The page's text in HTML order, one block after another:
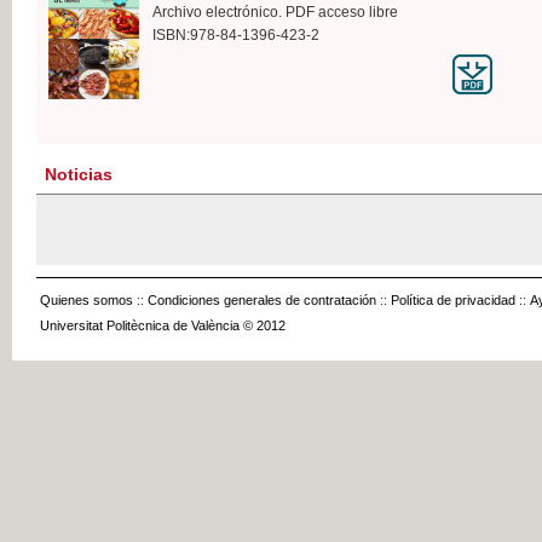
Archivo electrónico. PDF acceso libre
ISBN:978-84-1396-423-2
Noticias
Quienes somos :: Condiciones generales de contratación :: Política de privacidad ::
Universitat Politècnica de València © 2012